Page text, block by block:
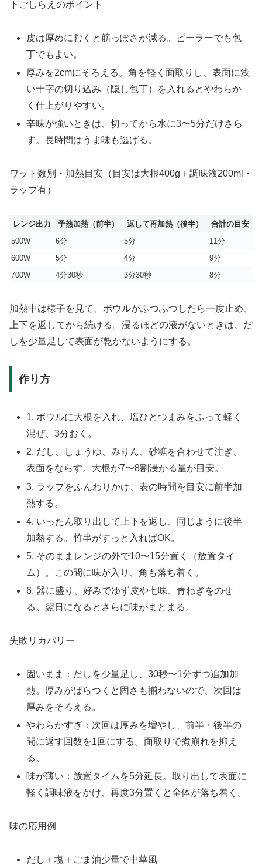
下ごしらえのポイント
皮は厚めにむくと筋っぽさが減る。ピーラーでも包
丁でもよい。
厚みを2cmにそろえる。角を軽く面取りし、表面に浅
い十字の切り込み（隠し包丁）を入れるとやわらか
く仕上がりやすい。
辛味が強いときは、切ってから水に3〜5分だけさら
す。長時間はうま味も逃げる。
ワット数別・加熱目安（目安は大根400g＋調味液200ml・
ラップ有）
レンジ出力 予熱加熱（前半） 返して再加熱（後半）
合計の目安
500W
6分 5分
11分
600W
5分 4分
9分
700W
4分30秒 3分30秒 8分
加熱中は様子を見て、ボウルがふつふつしたら一度止め、
上下を返してから続ける。浸るほどの液がないときは、だ
しを少量足して表面が乾かないようにする。
作り方
1. ボウルに大根を入れ、塩ひとつまみをふって軽く
混ぜ、3分おく。
2. だし、しょうゆ、みりん、砂糖を合わせて注ぎ、
表面をならす。大根が7〜8割浸かる量が目安。
3. ラップをふんわりかけ、表の時間を目安に前半加
熱する。
4. いったん取り出して上下を返し、同じように後半
加熱する。竹串がすっと入ればOK。
5. そのままレンジの外で10〜15分置く（放置タイ
ム）。この間に味が入り、角も落ち着く。
6. 器に盛り、好みでゆず皮や七味、青ねぎをのせ
る。翌日になるとさらに味がまとまる。
失敗リカバリー
固いまま：だしを少量足し、30秒〜1分ずつ追加加
熱。厚みがばらつくと固さも揃わないので、次回は
厚みをそろえる。
やわらかすぎ：次回は厚みを増やし、前半・後半の
間に返す回数を1回にする。面取りで煮崩れを抑え
る。
味が薄い：放置タイムを5分延長。取り出して表面に
軽く調味液をかけ、再度3分置くと全体が落ち着く。
味の応用例
だし＋塩＋ごま油少量で中華風